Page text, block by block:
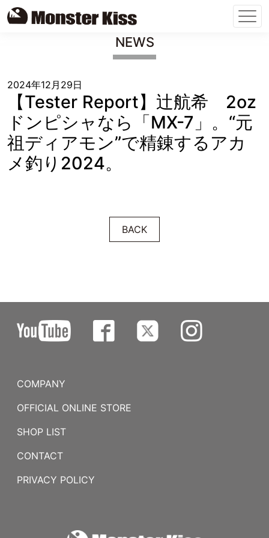
NEWS
2024年12月29日
【Tester Report】辻航希 2oz
ドンピシャなら「MX-7」。“元
祖ディアモン”で精錬するアカ
メ釣り2024。
BACK
COMPANY
OFFICIAL ONLINE STORE
SHOP LIST
CONTACT
PRIVACY POLICY